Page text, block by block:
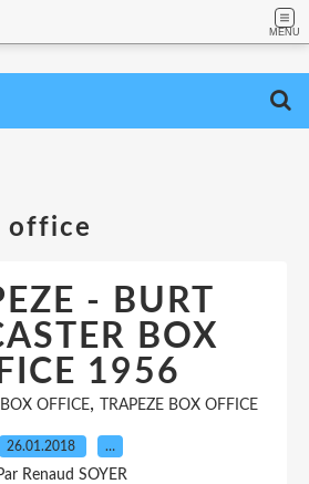
MENU
office
- BURT
BOX
1956
OFFICE, TRAPEZE BOX OFFICE
26.01.2018 …
Renaud SOYER